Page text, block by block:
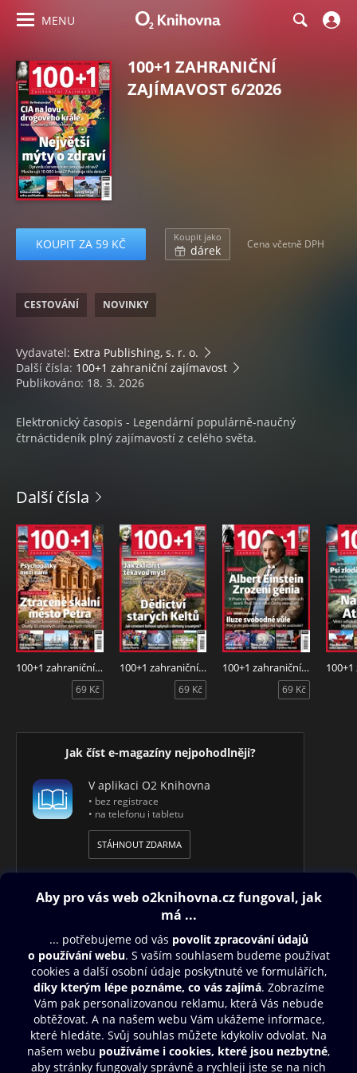
MENU
100+1 ZAHRANIČNÍ
ZAJÍMAVOST 6/2026
KOUPIT ZA 59 KČ Koupit jako
dárek Cena včetně DPH
CESTOVÁNÍ NOVINKY
Vydavatel: Extra Publishing, s. r. o.
Další čísla: 100+1 zahraniční zajímavost
Publikováno: 18. 3. 2026
Elektronický časopis - Legendární populárně-naučný
čtrnáctideník plný zajímavostí z celého světa.
Další čísla
100+1 zahraniční zajímavost 14/2026
69 Kč
100+1 zahraniční zajímavost 13/2026
69 Kč
100+1 zahraniční zajímavost 12/2026
69 Kč
Jak číst e-magazíny nejpohodlněji?
V aplikaci O2 Knihovna
• bez registrace
• na telefonu i tabletu
STÁHNOUT ZDARMA
Obsah ke stažení
Moje O2 Knihovna
Další zábava
© O2 Czech Republic a.s.